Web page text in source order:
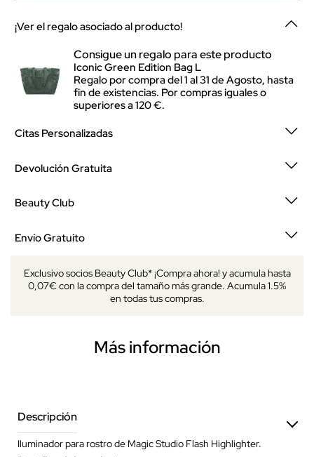
¡Ver el regalo asociado al producto!
Consigue un regalo para este producto
Iconic Green Edition Bag L
Regalo por compra del 1 al 31 de Agosto, hasta
fin de existencias. Por compras iguales o
superiores a 120 €.
Citas Personalizadas
Devolución Gratuita
Beauty Club
Envío Gratuito
Exclusivo socios Beauty Club* ¡Compra ahora! y acumula hasta
0,07€ con la compra del tamaño más grande. Acumula 1.5%
en todas tus compras.
Más información
Descripción
Iluminador para rostro de Magic Studio Flash Highlighter.